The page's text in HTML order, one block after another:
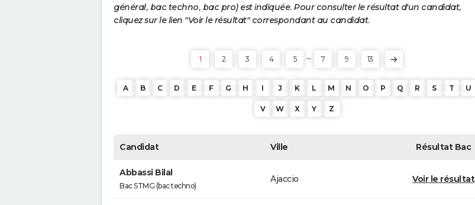
général, bac techno, bac pro) est indiquée. Pour consulter le résultat d'un candidat,
cliquez sur le lien "Voir le résultat" correspondant au candidat.
1 2 3 4 5 ... 7 9 13
A B C D E F G H I J K L M N O P Q R S T U
V W X Y Z
Candidat Ville RésultatBac
Abbassi Bilal
Bac STMG (bac techno)
Ajaccio Voir le résultat